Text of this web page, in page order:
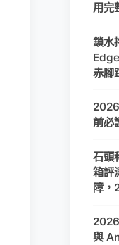
用完
鎖水
赤腳
前必
石頭
箱評
障，
與